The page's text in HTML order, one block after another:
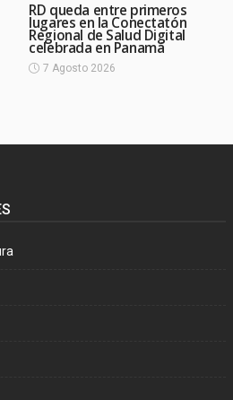
RD queda entre primeros
lugares en la Conectatón
Regional de Salud Digital
celebrada en Panamá
7 Agosto 2026